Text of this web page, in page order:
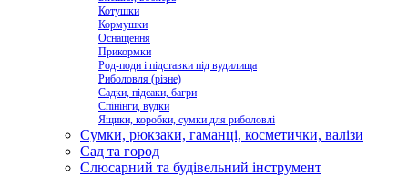
Котушки
Кормушки
Оснащення
Прикормки
Род-поди і підставки під вудилища
Риболовля (різне)
Садки, підсаки, багри
Спінінги, вудки
Ящики, коробки, сумки для риболовлі
Сумки, рюкзаки, гаманці, косметички, валізи
Сад та город
Слюсарний та будівельний інструмент